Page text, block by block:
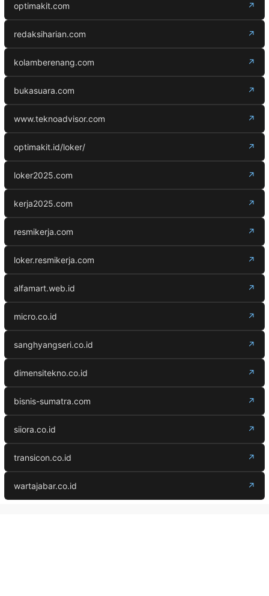
optimakit.com ↗
redaksiharian.com ↗
kolamberenang.com ↗
bukasuara.com ↗
www.teknoadvisor.com ↗
optimakit.id/loker/ ↗
loker2025.com ↗
kerja2025.com ↗
resmikerja.com ↗
loker.resmikerja.com ↗
alfamart.web.id ↗
micro.co.id ↗
sanghyangseri.co.id ↗
dimensitekno.co.id ↗
bisnis-sumatra.com ↗
siiora.co.id ↗
transicon.co.id ↗
wartajabar.co.id ↗